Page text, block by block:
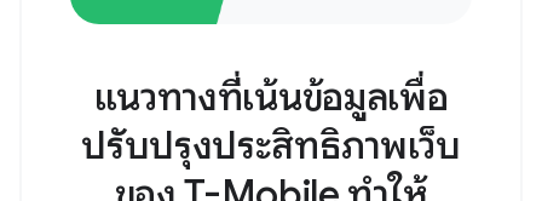
แนวทางที่เน้นข้อมูลเพื่อ
ปรับปรุงประสิทธิภาพเว็บ